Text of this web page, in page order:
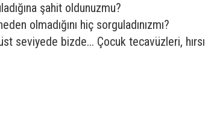
şahit oldunuzmu?
olmadığını hiç sorguladınızmı?
seviyede bizde... Çocuk tecavüzleri,